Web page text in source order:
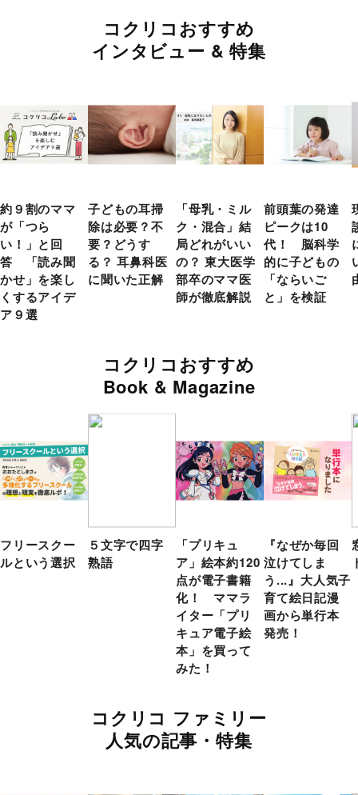
コクリコおすすめ
インタビュー & 特集
約９割のママ
が「つら
い！」と回
答 「読み聞
かせ」を楽し
くするアイデ
ア９選
子どもの耳掃
除は必要？不
要？どうす
る？ 耳鼻科医
に聞いた正解
「母乳・ミル
ク・混合」結
局どれがいい
の？ 東大医学
部卒のママ医
師が徹底解説
前頭葉の発達
ピークは10
代！ 脳科学
的に子どもの
「ならいご
と」を検証
コクリコおすすめ
Book & Magazine
フリースクー
ルという選択
５文字で四字
熟語
「プリキュ
ア」絵本約120
点が電子書籍
化！ ママラ
イター「プリ
キュア電子絵
本」を買って
みた！
『なぜか毎回
泣けてしま
う...』大人気子
育て絵日記漫
画から単行本
発売！
コクリコ ファミリー
人気の記事・特集